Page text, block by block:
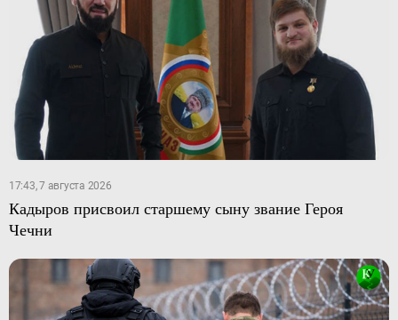
17:43, 7 августа 2026
Кадыров присвоил старшему сыну звание Героя
Чечни